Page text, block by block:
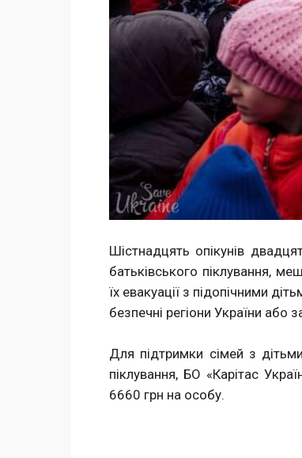
Шістнадцять опікунів
батьківського піклування,
їх евакуації з підопічними
безпечні регіони України або
Для підтримки сімей з
піклування, БО «Карітас
6660 грн на особу.